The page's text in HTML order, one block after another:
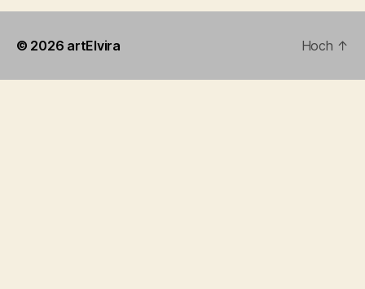
© 2026 artElvira Hoch ↑